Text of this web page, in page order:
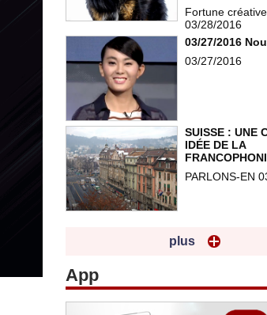
Fortune créative
03/28/2016
03/27/2016
03/27/2016
SUISSE : UNE
IDÉE DE LA
PARLONS-EN
plus
App